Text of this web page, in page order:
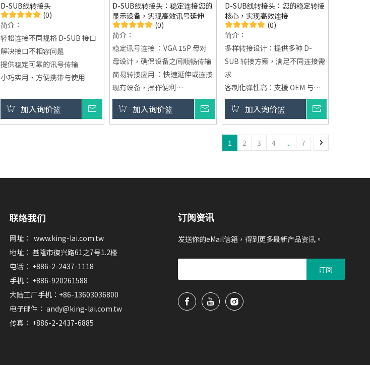
D-SUB线转接头
(0)
简介：
轻松连接不同规格 D-SUB 接口
解决接口不相容问题
提供稳定可靠的讯号传输
小巧实用，方便携带与使用
加入询价篮
D-SUB线转接头：稳定连接您的
显示设备，实现高效讯号延伸
(0)
简介：
稳定讯号连接 ：VGA 15P 母对
母设计，确保设备之间顺畅传输
简易转接应用 ：快速延伸或连接
现有设备，操作便利
支援客制服务 ：可依需求提供
OEM/ODM与规格客制
品质认证保障 ：通过IS-9001与
加入询价篮
D-SUB线转接头：您的稳定转接
核心，实现高效连接
(0)
简介：
多样转接设计：提供多种 D-
SUB 转接方案，满足不同连接需
求
客制化弹性高：支援 OEM 与规
格调整，适配各类应用场景
稳定讯号传输：确保设备之间连
接稳定与讯号完整
整合制造能力：结合线材与连接
器生产，品质一致可靠
加入询价篮
1 2 3 4 ... 7
联络我们
网址：www.king-lai.com.tw
地址： 基隆市復兴路61之7号1.2楼
电话： +886-2-2437-1118
手机： +886-920261588
大陆工厂手机：+86-13603036800
电子邮件：andy@king-lai.com.tw
传真： +886-2-2437-6885
订阅资讯
发送你的eMail信箱，得到更多最新产品资讯。
订阅